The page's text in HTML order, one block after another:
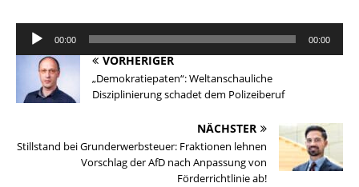
Audio-
Player
00:00 00:00
VORHERIGER
„Demokratiepaten“: Weltanschauliche
Disziplinierung schadet dem Polizeiberuf
NÄCHSTER
Stillstand bei Grunderwerbsteuer: Fraktionen lehnen
Vorschlag der AfD nach Anpassung von
Förderrichtlinie ab!